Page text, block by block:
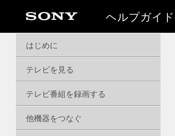
ヘルプガイド
はじめに
テレビを見る
テレビ番組を録画する
他機器をつなぐ